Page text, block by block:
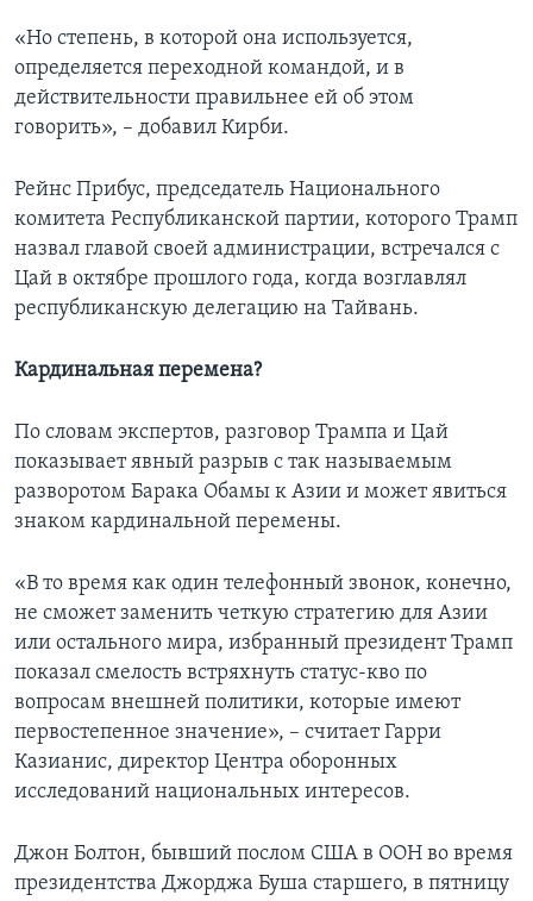
«Но степень, в которой она используется,
определяется переходной командой, и в
действительности правильнее ей об этом
говорить», – добавил Кирби.
Рейнс Прибус, председатель Национального
комитета Республиканской партии, которого Трамп
назвал главой своей администрации, встречался с
Цай в октябре прошлого года, когда возглавлял
республиканскую делегацию на Тайвань.
Кардинальная перемена?
По словам экспертов, разговор Трампа и Цай
показывает явный разрыв с так называемым
разворотом Барака Обамы к Азии и может явиться
знаком кардинальной перемены.
«В то время как один телефонный звонок, конечно,
не сможет заменить четкую стратегию для Азии
или остального мира, избранный президент Трамп
показал смелость встряхнуть статус-кво по
вопросам внешней политики, которые имеют
первостепенное значение», – считает Гарри
Казианис, директор Центра оборонных
исследований национальных интересов.
Джон Болтон, бывший послом США в ООН во время
президентства Джорджа Буша старшего, в пятницу